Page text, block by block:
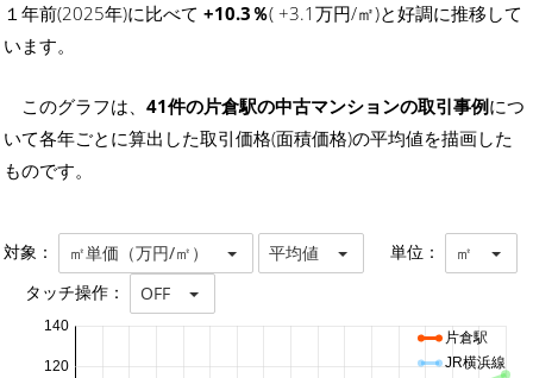
１年前(2025年)に比べて +10.3％( +3.1万円/㎡)と好調に推移して
います。
このグラフは、 41件の片倉駅の中古マンションの取引事例につ
いて各年ごとに算出した取引価格(面積価格)の平均値を描画した
ものです。
対象： ㎡単価（万円/㎡） 平均値 単位： ㎡
タッチ操作： OFF
120
140
片倉駅
JR横浜線